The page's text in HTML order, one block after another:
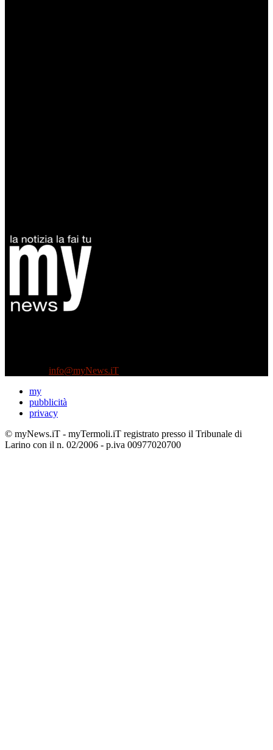
info@myNews.iT
my
pubblicità
privacy
© myNews.iT - myTermoli.iT registrato presso il Tribunale di
Larino con il n. 02/2006 - p.iva 00977020700